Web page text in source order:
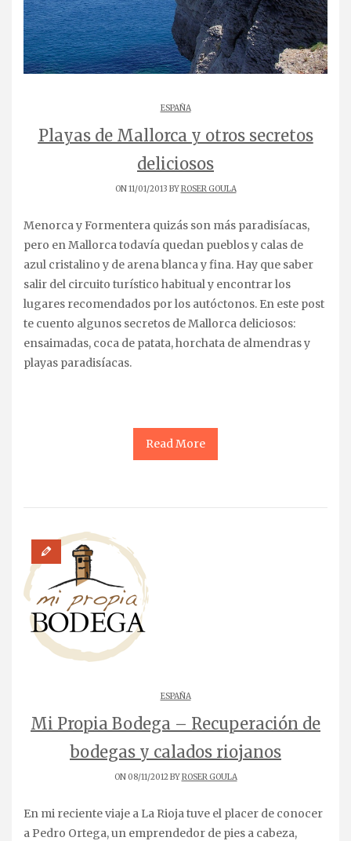
ESPAÑA
Playas de Mallorca y otros secretos
deliciosos
ON 11/01/2013 BYROSER GOULA
Menorca y Formentera quizás son más paradisíacas,
pero en Mallorca todavía quedan pueblos y calas de
azul cristalino y de arena blanca y fina. Hay que saber
salir del circuito turístico habitual y encontrar los
lugares recomendados por los autóctonos. En este post
te cuento algunos secretos de Mallorca deliciosos:
ensaimadas, coca de patata, horchata de almendras y
playas paradisíacas.
Read More
ESPAÑA
Mi Propia Bodega – Recuperación de
bodegas y calados riojanos
ON 08/11/2012 BYROSER GOULA
En mi reciente viaje a La Rioja tuve el placer de conocer
a Pedro Ortega, un emprendedor de pies a cabeza,